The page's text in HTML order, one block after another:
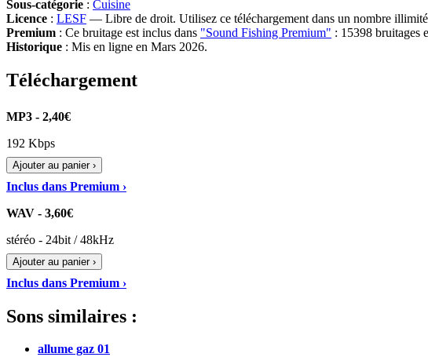
Sous-catégorie : Cuisine
Licence : LESF — Libre de droit. Utilisez ce téléchargement dans un nombre
Premium : Ce bruitage est inclus dans "Sound Fishing Premium" : 15398 bruitages
Historique : Mis en ligne en Mars 2026.
Téléchargement
MP3 - 2,40€
192 Kbps
Ajouter au panier ›
Inclus dans Premium ›
WAV - 3,60€
stéréo - 24bit / 48kHz
Ajouter au panier ›
Inclus dans Premium ›
Sons similaires :
allume gaz 01